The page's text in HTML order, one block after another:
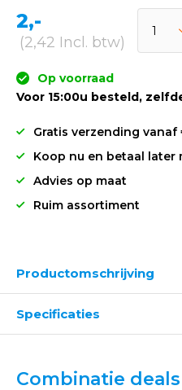
2,-
(2,42 Incl. btw)
Op voorraad
Voor 15:00u besteld,
Gratis verzending vanaf
Koop nu en betaal later
Advies op maat
Ruim assortiment
Productomschrijving
Specificaties
Combinatie deals